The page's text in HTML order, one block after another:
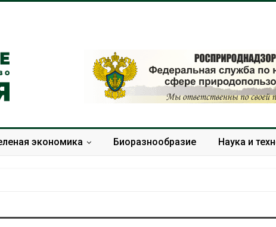
экономика Биоразнообразие Наука и